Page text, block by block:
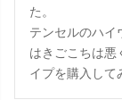
た。
テンセルのハイ
はきごこちは悪
イプを購入して